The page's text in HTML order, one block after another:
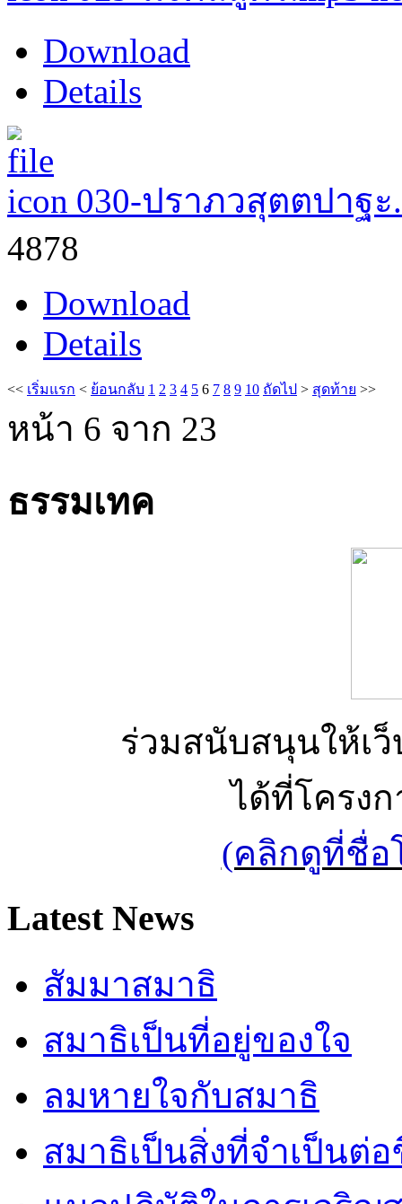
Download
Details
030-ปราภวสุตตปาฐะ
4878
Download
Details
<< เริ่มแรก < ย้อนกลับ 1 2 3 4 5 6 7 8 9 10 ถัดไป > สุดท้าย >>
หน้า 6 จาก 23
ธรรมเทค
ร่วมสนับสนุนให้เ
ได้ที่โครง
(คลิกดูที่ชื่อ
Latest News
สัมมาสมาธิ
สมาธิเป็นที่อยู่ของใจ
ลมหายใจกับสมาธิ
สมาธิเป็นสิ่งที่จำเป็นต่